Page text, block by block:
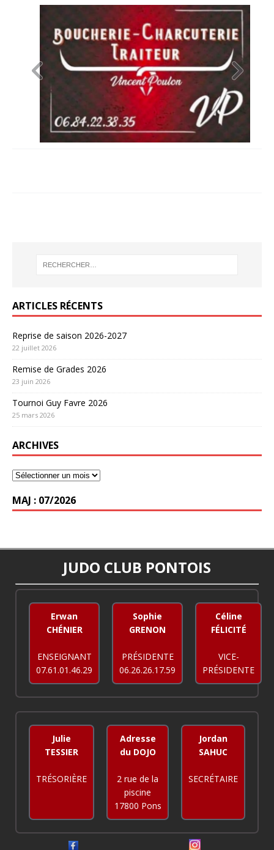
ARTICLES RÉCENTS
Reprise de saison 2026-2027
22 juillet 2026
Remise de Grades 2026
23 juin 2026
Tournoi Guy Favre 2026
25 mars 2026
ARCHIVES
MAJ : 07/2026
JUDO CLUB PONTOIS
Erwan
CHÉNIER
ENSEIGNANT
07.61.01.46.29
Sophie
GRENON
PRÉSIDENTE
06.26.26.17.59
Céline
FÉLICITÉ
VICE-
PRÉSIDENTE
Julie
TESSIER
TRÉSORIÈRE
Adresse
du DOJO
2 rue de la
piscine
17800 Pons
Jordan
SAHUC
SECRÉTAIRE